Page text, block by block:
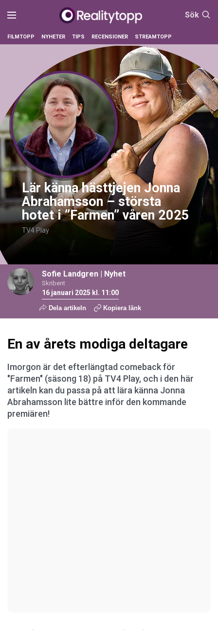
Sök
FILMTOPP NYHETER TIPS RECENSIONER STREAMTOPP
Lär känna hästtjejen Jonna
Abrahamsson – största
hotet i ”Farmen” våren 2025
TV4 Play
Sofie Landgren | Nyhet
Skribent
16 januari 2025 kl. 11:00
Dela artikeln Kopiera länk
En av årets modiga deltagare
Imorgon är det efterlängtad comeback för
"Farmen" (säsong 18) på TV4 Play, och i den här
artikeln kan du passa på att lära känna Jonna
Abrahamsson lite bättre inför den kommande
premiären!